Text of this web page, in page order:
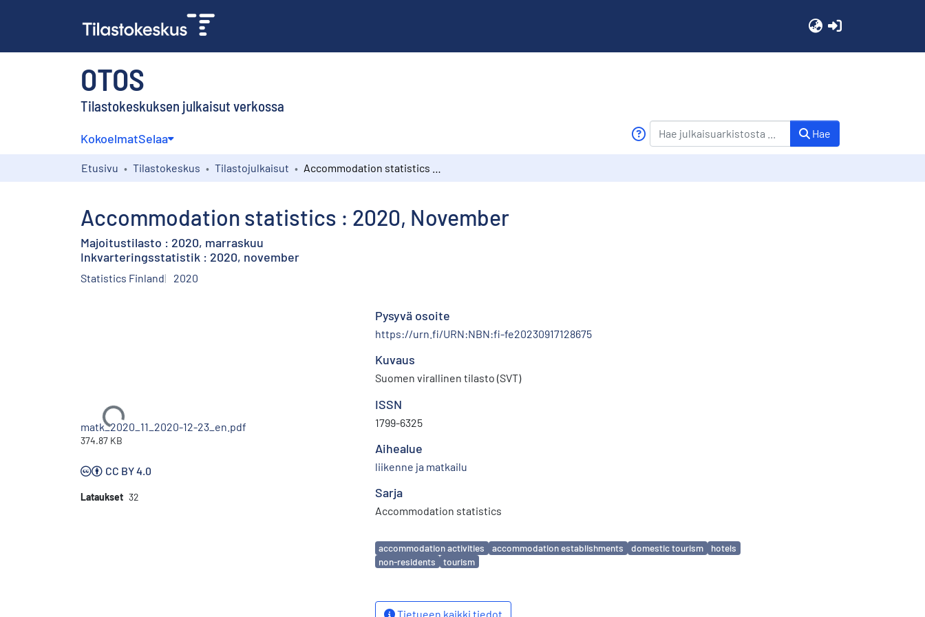
OTOS
Tilastokeskuksen julkaisut verkossa
KokoelmatSelaa Hae
Etusivu Tilastokeskus Tilastojulkaisut
Accommodation statistics : 2020, November
Majoitustilasto : 2020, marraskuu
Inkvarteringsstatistik : 2020, november
Statistics Finland 2020
Ladataan...
matk_2020_11_2020-12-23_en.pdf
374.87 KB
CC BY 4.0
Lataukset 32
Pysyvä osoite
https://urn.fi/URN:NBN:fi-fe20230917128675
Kuvaus
Suomen virallinen tilasto (SVT)
ISSN
1799-6325
Aihealue
liikenne ja matkailu
Sarja
Accommodation statistics
Avainsanat
accommodation activities accommodation establishments domestic tourism
hotels
non-residents
tourism
Tietueen kaikki tiedot